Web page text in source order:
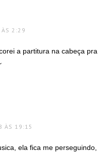
ÀS 2:29
a partitura na cabeça pra
ÀS 19:15
ela fica me perseguindo,